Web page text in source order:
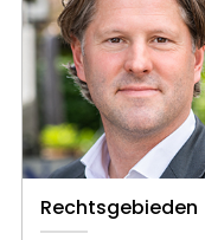
Rechtsgebieden